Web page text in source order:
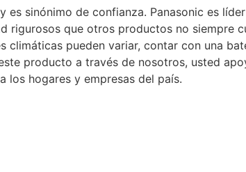
es sinónimo de confianza. Panasonic es
rigurosos que otros productos no siempre
pueden variar, contar con una
producto a través de nosotros, usted
los hogares y empresas del país.